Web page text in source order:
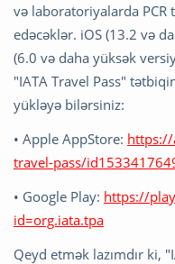
və laboratoriyalarda PCR
edəcəklər. iOS (13.2 və
(6.0 və daha yüksək
"IATA Travel Pass"
yükləyə bilərsiniz:
• Apple AppStore:
travel-pass/
• Google Play: https://
id=org.iata.tpa
Qeyd etmək lazımdır ki,